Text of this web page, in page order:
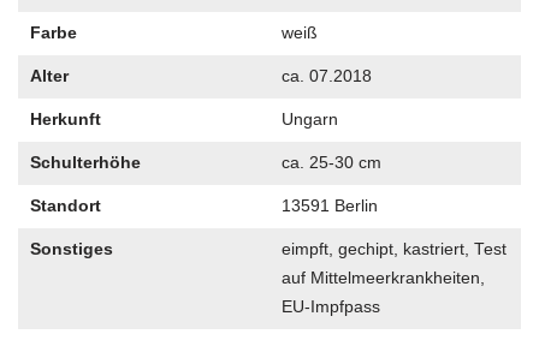
Farbe weiß
Alter ca. 07.2018
Herkunft Ungarn
Schulterhöhe ca. 25-30 cm
Standort 13591 Berlin
Sonstiges
eimpft, gechipt, kastriert, Test
auf Mittelmeerkrankheiten,
EU-Impfpass